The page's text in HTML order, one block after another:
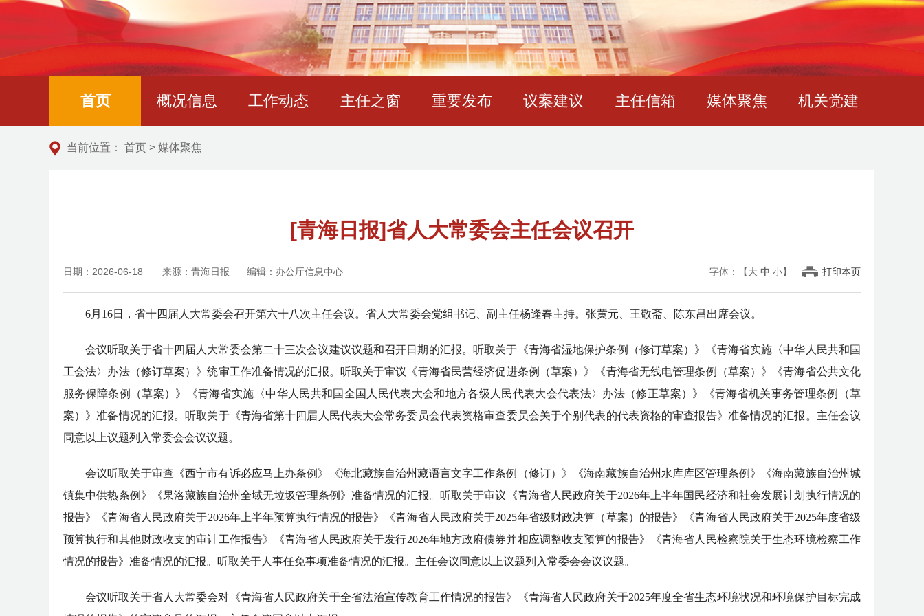
首页 概况信息 工作动态 主任之窗 重要发布 议案建议 主任信箱 媒体聚焦 机关党建
当前位置： 首页 > 媒体聚焦
[青海日报]省人大常委会主任会议召开
日期：2026-06-18 来源：青海日报 编辑：办公厅信息中心 字体：【大 中 小】 打印本页
6月16日，省十四届人大常委会召开第六十八次主任会议。省人大常委会党组书记、副主任杨逢春主持。张黄元、王敬斋、陈东昌出席会议。
会议听取关于省十四届人大常委会第二十三次会议建议议题和召开日期的汇报。听取关于《青海省湿地保护条例（修订草案）》《青海省实施〈中华人民共和国
工会法〉办法（修订草案）》统审工作准备情况的汇报。听取关于审议《青海省民营经济促进条例（草案）》《青海省无线电管理条例（草案）》《青海省公共文化
服务保障条例（草案）》《青海省实施〈中华人民共和国全国人民代表大会和地方各级人民代表大会代表法〉办法（修正草案）》《青海省机关事务管理条例（草
案）》准备情况的汇报。听取关于《青海省第十四届人民代表大会常务委员会代表资格审查委员会关于个别代表的代表资格的审查报告》准备情况的汇报。主任会议
同意以上议题列入常委会会议议题。
会议听取关于审查《西宁市有诉必应马上办条例》《海北藏族自治州藏语言文字工作条例（修订）》《海南藏族自治州水库库区管理条例》《海南藏族自治州城
镇集中供热条例》《果洛藏族自治州全域无垃圾管理条例》准备情况的汇报。听取关于审议《青海省人民政府关于2026年上半年国民经济和社会发展计划执行情况的
报告》《青海省人民政府关于2026年上半年预算执行情况的报告》《青海省人民政府关于2025年省级财政决算（草案）的报告》《青海省人民政府关于2025年度省级
预算执行和其他财政收支的审计工作报告》《青海省人民政府关于发行2026年地方政府债券并相应调整收支预算的报告》《青海省人民检察院关于生态环境检察工作
情况的报告》准备情况的汇报。听取关于人事任免事项准备情况的汇报。主任会议同意以上议题列入常委会会议议题。
会议听取关于省人大常委会对《青海省人民政府关于全省法治宣传教育工作情况的报告》《青海省人民政府关于2025年度全省生态环境状况和环境保护目标完成